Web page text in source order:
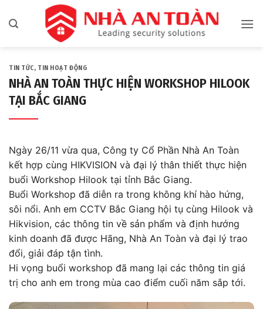
qua
TIN TỨC, TIN HOẠT ĐỘNG
NHÀ AN TOÀN THỰC HIỆN WORKSHOP HILOOK
TẠI BẮC GIANG
Ngày 26/11 vừa qua, Công ty Cổ Phần Nhà An Toàn
kết hợp cùng HIKVISION và đại lý thân thiết thực hiện
buổi Workshop Hilook tại tỉnh Bắc Giang.
Buổi Workshop đã diễn ra trong không khí hào hứng,
sôi nổi. Anh em CCTV Bắc Giang hội tụ cùng Hilook và
Hikvision, các thông tin về sản phẩm và định hướng
kinh doanh đã được Hãng, Nhà An Toàn và đại lý trao
đổi, giải đáp tận tình.
Hi vọng buổi workshop đã mang lại các thông tin giá
trị cho anh em trong mùa cao điểm cuối năm sắp tới.